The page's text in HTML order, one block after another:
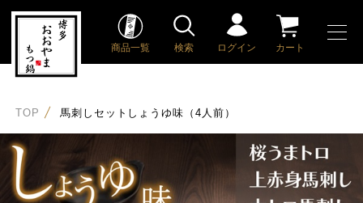
商品一覧 検索 ログイン カート
TOP 馬刺しセットしょうゆ味（4人前）